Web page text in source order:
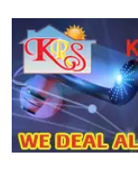
content